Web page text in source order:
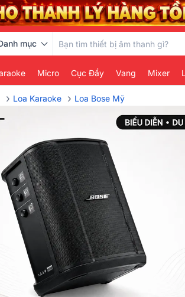
mục
Micro Cục Đẩy Vang Mixer
› Loa Karaoke › Loa Bose Mỹ